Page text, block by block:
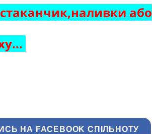
або
НА FACEBOOK СПІЛЬНОТУ